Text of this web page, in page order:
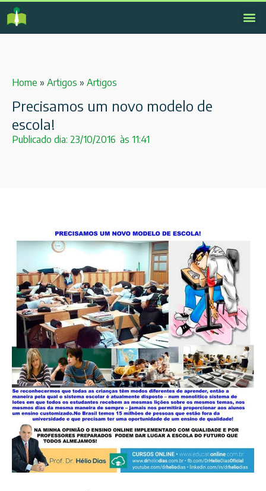
Home » Artigos » Artigos
Precisamos um novo modelo de
escola!
Publicado dia: 23/10/2016 às 11:41